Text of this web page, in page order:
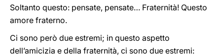
Soltanto questo: pensate, pensate… Fraternità! Questo
amore fraterno.
Ci sono però due estremi; in questo aspetto
dell’amicizia e della fraternità, ci sono due estremi: